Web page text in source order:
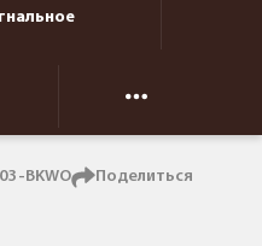
BKWO Поделиться